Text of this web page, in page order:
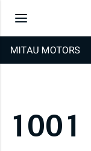
1001